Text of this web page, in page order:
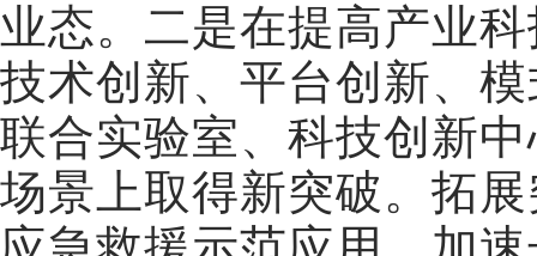
业态。二是在提高产业
技术创新、平台创新、
联合实验室、科技创新
场景上取得新突破。拓